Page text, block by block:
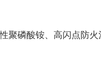
聚磷酸铵、高闪点防